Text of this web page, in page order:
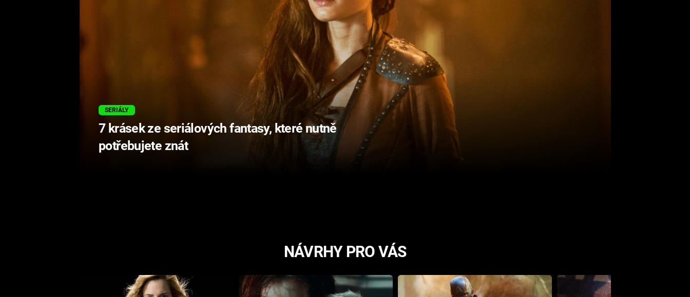
SERIÁLY
7 krásek ze seriálových fantasy, které nutně
potřebujete znát
NÁVRHY PRO VÁS